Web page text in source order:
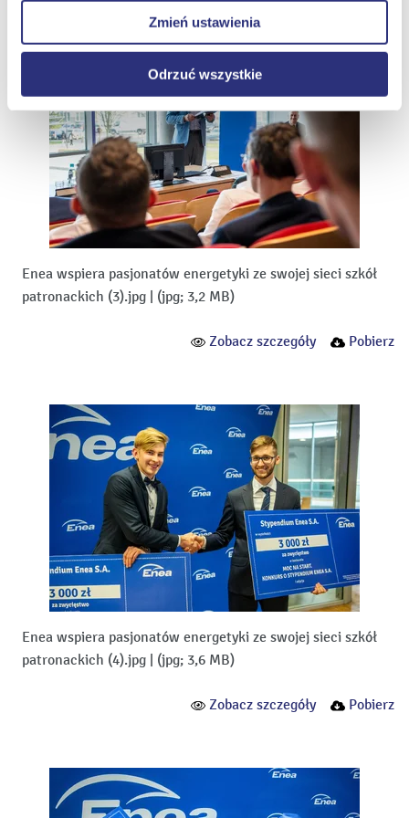
prawidłowego wyświetlania i działania naszych stron
Zmień ustawienia
Odrzuć wszystkie
Enea wspiera pasjonatów energetyki ze swojej sieci szkół
patronackich (3).jpg
(jpg; 3,2 MB)
Zobacz szczegóły Pobierz
Enea wspiera pasjonatów energetyki ze swojej sieci szkół
patronackich (4).jpg
(jpg; 3,6 MB)
Zobacz szczegóły Pobierz